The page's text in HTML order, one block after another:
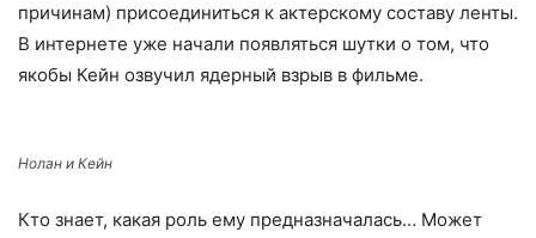
причинам) присоединиться к актерскому составу ленты.
В интернете уже начали появляться шутки о том, что
якобы Кейн озвучил ядерный взрыв в фильме.
Нолан и Кейн
Кто знает, какая роль ему предназначалась… Может